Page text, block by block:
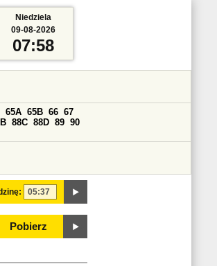
65A 65B 66 67
88C 88D 89 90
Pobierz
Niedziela
09-08-2026
07:58